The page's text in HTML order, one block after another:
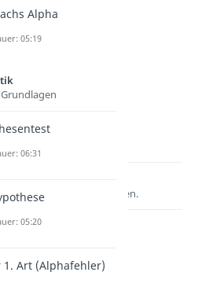
Entdecke hier deine Chancen.
Alpha
05:19
06:31
05:20
1. Art (Alphafehler)